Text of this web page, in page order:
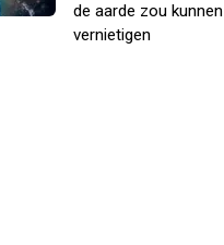
de aarde zou kunnen
vernietigen